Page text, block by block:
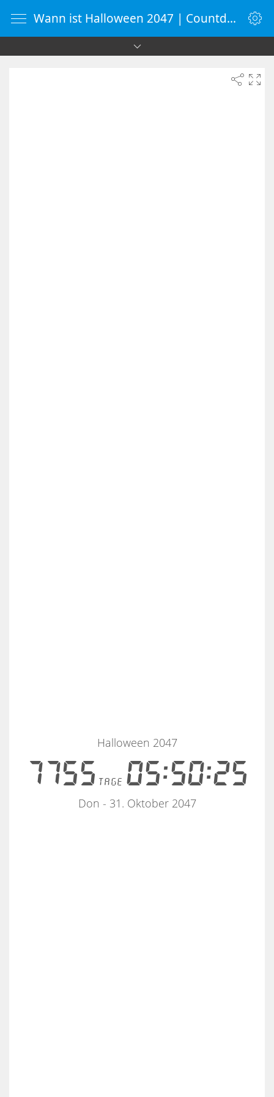
Wann ist Halloween 2047 | Countdown-Timer | WebUhr.de
7755 tage05:50:25
Halloween 2047
Don - 31. Oktober 2047